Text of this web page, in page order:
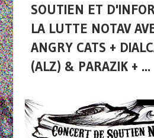
SOUTIEN ET
LA LUTTE NOTAV
ANGRY CATS +
(ALZ) & PARAZIK + ...